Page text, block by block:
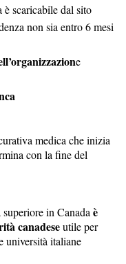
scaricabile dal sito
non sia entro 6 mesi
e
medica che inizia
con la fine del
in Canada è
canadeseutile per
università italiane